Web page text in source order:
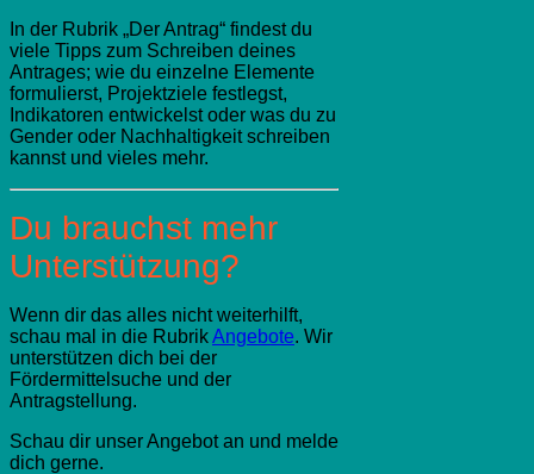
In der Rubrik „Der Antrag“ findest du
viele Tipps zum Schreiben deines
Antrages; wie du einzelne Elemente
formulierst, Projektziele festlegst,
Indikatoren entwickelst oder was du zu
Gender oder Nachhaltigkeit schreiben
kannst und vieles mehr.
Du brauchst mehr
Unterstützung?
Wenn dir das alles nicht weiterhilft,
schau mal in die RubrikAngebote. Wir
unterstützen dich bei der
Fördermittelsuche und der
Antragstellung.
Schau dir unser Angebot an und melde
dich gerne.